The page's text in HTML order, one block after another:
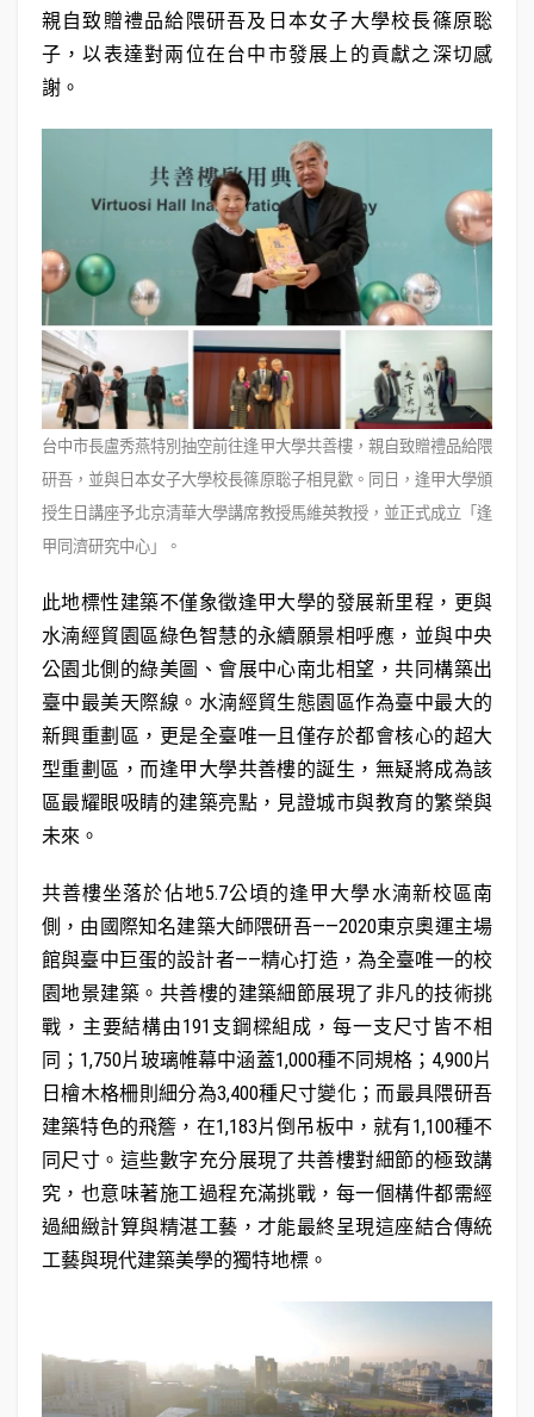
親自致贈禮品給隈研吾及日本女子大學校長篠原聡
子，以表達對兩位在台中市發展上的貢獻之深切感
謝。
台中市長盧秀燕特別抽空前往逢甲大學共善樓，親自致贈禮品給隈
研吾，並與日本女子大學校長篠原聡子相見歡。同日，逢甲大學頒
授生日講座予北京清華大學講席教授馬維英教授，並正式成立「逢
甲同濟研究中心」。
此地標性建築不僅象徵逢甲大學的發展新里程，更與
水湳經貿園區綠色智慧的永續願景相呼應，並與中央
公園北側的綠美圖、會展中心南北相望，共同構築出
臺中最美天際線。水湳經貿生態園區作為臺中最大的
新興重劃區，更是全臺唯一且僅存於都會核心的超大
型重劃區，而逢甲大學共善樓的誕生，無疑將成為該
區最耀眼吸睛的建築亮點，見證城市與教育的繁榮與
未來。
共善樓坐落於佔地5.7公頃的逢甲大學水湳新校區南
側，由國際知名建築大師隈研吾——2020東京奧運主場
館與臺中巨蛋的設計者——精心打造，為全臺唯一的校
園地景建築。共善樓的建築細節展現了非凡的技術挑
戰，主要結構由191支鋼樑組成，每一支尺寸皆不相
同；1,750片玻璃帷幕中涵蓋1,000種不同規格；4,900片
日檜木格柵則細分為3,400種尺寸變化；而最具隈研吾
建築特色的飛簷，在1,183片倒吊板中，就有1,100種不
同尺寸。這些數字充分展現了共善樓對細節的極致講
究，也意味著施工過程充滿挑戰，每一個構件都需經
過細緻計算與精湛工藝，才能最終呈現這座結合傳統
工藝與現代建築美學的獨特地標。